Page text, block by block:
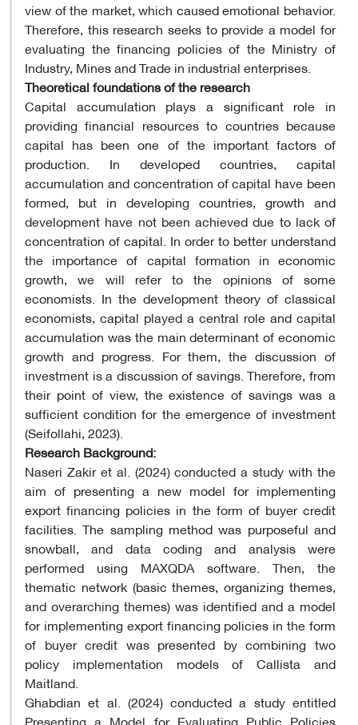
view of the market, which caused emotional behavior.
Therefore, this research seeks to provide a model for
evaluating the financing policies of the Ministry of
Industry, Mines and Trade in industrial enterprises.
Theoretical foundations of the research
Capital accumulation plays a significant role in
providing financial resources to countries because
capital has been one of the important factors of
production. In developed countries, capital
accumulation and concentration of capital have been
formed, but in developing countries, growth and
development have not been achieved due to lack of
concentration of capital. In order to better understand
the importance of capital formation in economic
growth, we will refer to the opinions of some
economists. In the development theory of classical
economists, capital played a central role and capital
accumulation was the main determinant of economic
growth and progress. For them, the discussion of
investment is a discussion of savings. Therefore, from
their point of view, the existence of savings was a
sufficient condition for the emergence of investment
(Seifollahi, 2023).
Research Background:
Naseri Zakir et al. (2024) conducted a study with the
aim of presenting a new model for implementing
export financing policies in the form of buyer credit
facilities. The sampling method was purposeful and
snowball, and data coding and analysis were
performed using MAXQDA software. Then, the
thematic network (basic themes, organizing themes,
and overarching themes) was identified and a model
for implementing export financing policies in the form
of buyer credit was presented by combining two
policy implementation models of Callista and
Maitland.
Ghabdian et al. (2024) conducted a study entitled
Presenting a Model for Evaluating Public Policies